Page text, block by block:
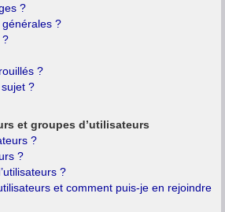
?
?
?
?
?
et groupes d’utilisateurs
?
?
?
et comment puis-je en rejoindre